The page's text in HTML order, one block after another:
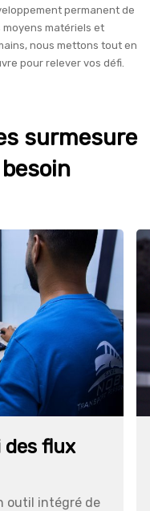
permanent de
moyens matériels et
nous mettons tout en
pour relever vos défi.
surmesure
des flux
outil intégré de